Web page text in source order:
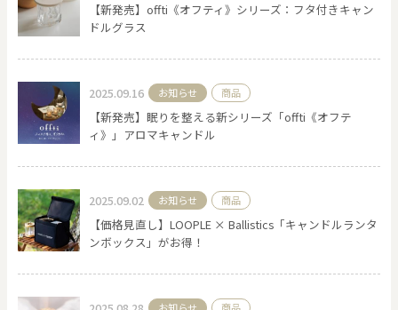
【新発売】offti《オフティ》シリーズ：フタ付きキャン
ドルグラス
2025.09.16 お知らせ 商品
【新発売】眠りを整える新シリーズ「offti《オフテ
ィ》」アロマキャンドル
2025.09.02 お知らせ 商品
【価格見直し】LOOPLE × Ballistics「キャンドルランタ
ンボックス」がお得！